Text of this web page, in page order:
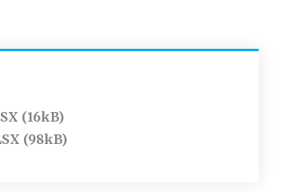
(16kB)
(98kB)